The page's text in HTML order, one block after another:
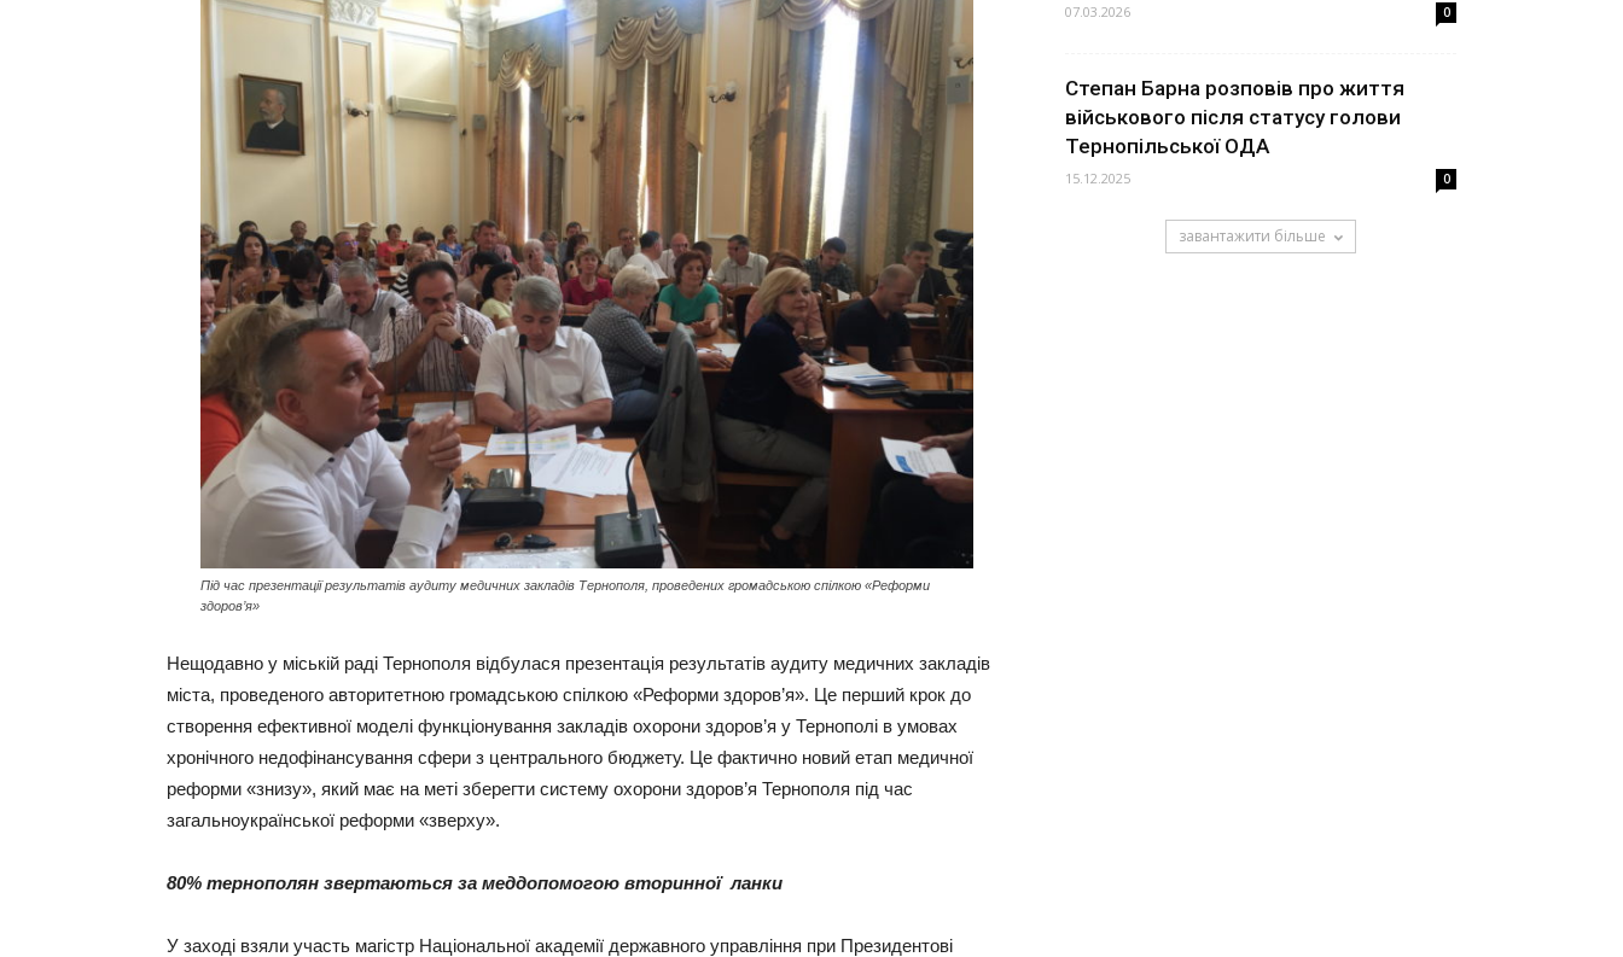
Під час презентації результатів аудиту медичних закладів Тернополя, проведених громадською спілкою «Реформи
здоров’я»
Нещодавно у міській раді Тернополя відбулася презентація результатів аудиту медичних закладів
міста, проведеного авторитетною громадською спілкою «Реформи здоров’я». Це перший крок до
створення ефективної моделі функціонування закладів охорони здоров’я у Тернополі в умовах
хронічного недофінансування сфери з центрального бюджету. Це фактично новий етап медичної
реформи «знизу», який має на меті зберегти систему охорони здоров’я Тернополя під час
загальноукраїнської реформи «зверху».
80% тернополян звертаються за меддопомогою вторинної ланки
У заході взяли участь магістр Національної академії державного управління при Президентові
07.03.2026 0
Степан Барна розповів про життя
військового після статусу голови
Тернопільської ОДА
15.12.2025 0
завантажити більше